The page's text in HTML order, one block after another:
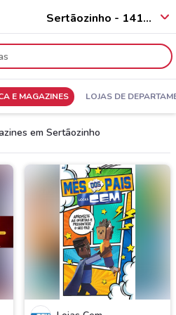
Sertãozinho - 14160
E MAGAZINES LOJAS DE
em Sertãozinho